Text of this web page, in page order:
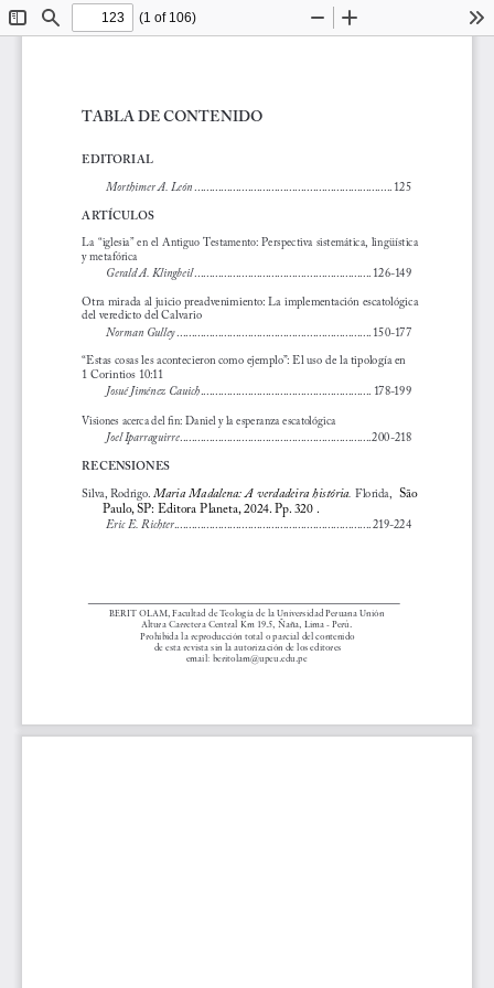
ToggleFind
(1 of 106)
Zoom
TABLA DE CONTENIDO
EDITORIAL
Morthimer A. León 125
ARTÍCULOS
La “iglesia” en el Antiguo Testamento: Perspectiva sistemática, lingüística
y metafórica
Gerald A. Klingbeil ............................................................ 1 2 6 -149
Otra mirada al juicio preadvenimiento: La implementación escatológica
del veredicto del Calvario
Norman Gulley .................................................................. 150 -177
“Estas cosas les acontecieron como ejemplo”: El uso de la tipología en
1 Corintios 10:11
Josué Jiménez Cauich .......................................................... 178-19 9
Visiones acerca del fin: Daniel y la esperanza escatológica
Joel Iparraguirre .................................................................20 0 -218
RECENSIONES
Silva,  Rodrigo. Maria  Madalena:  A  verdadeira  história.
  Florida,
  São
Paulo, SP: Editora Planeta, 2024. Pp. 320 .
Eric E. Richter ................................................................... 219-224
BERIT OLAM, Facultad de Teología de la Universidad Peruana Unión
Altura Carretera Central Km 19.5, Ñaña, Lima - Perú.
Prohibida la reproducción total o parcial del contenido
de esta revista sin la autorización de los editores
email: beritolam@upeu.edu.pe